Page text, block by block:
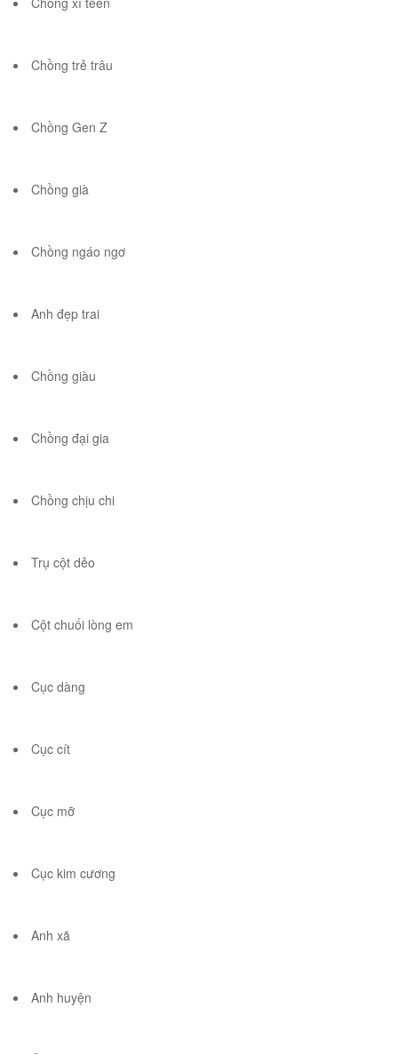
Chồng trẻ trâu
Chồng Gen Z
Chồng già
Chồng ngáo ngơ
Anh đẹp trai
Chồng giàu
Chồng đại gia
Chồng chịu chi
Trụ cột dẻo
Cột chuối lòng em
Cục dàng
Cục cít
Cục mỡ
Cục kim cương
Anh xã
Anh huyện